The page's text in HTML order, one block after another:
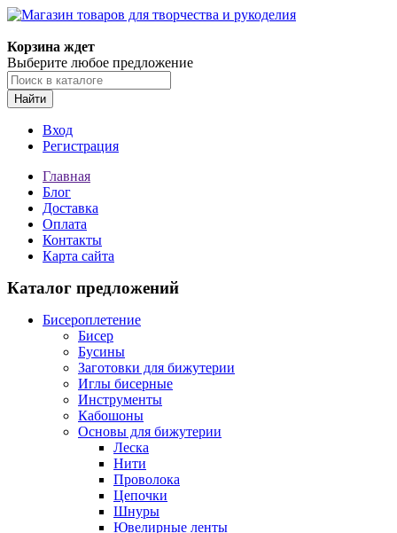
Корзина ждет
Выберите любое предложение
Найти
Вход
Регистрация
Главная
Блог
Доставка
Оплата
Контакты
Карта сайта
Каталог предложений
Бисероплетение
Бисер
Бусины
Заготовки для бижутерии
Иглы бисерные
Инструменты
Кабошоны
Основы для бижутерии
Леска
Нити
Проволока
Цепочки
Шнуры
Ювелирные ленты